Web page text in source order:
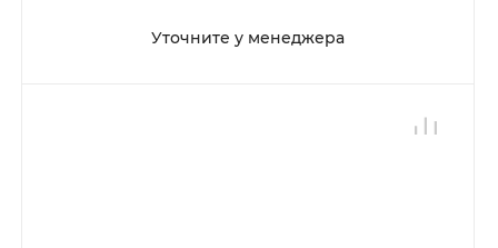
Уточните у менеджера